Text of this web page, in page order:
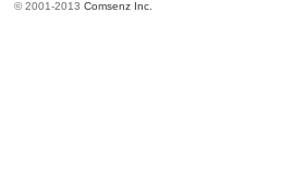
© 2001-2013Comsenz Inc.